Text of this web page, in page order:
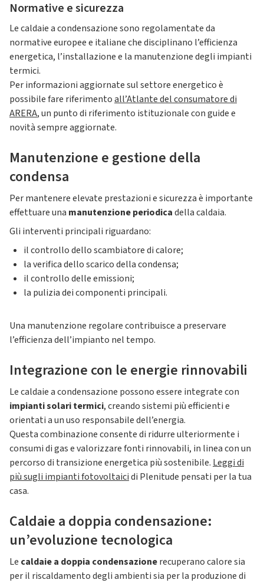
Normative e sicurezza
Le caldaie a condensazione sono regolamentate da
normative europee e italiane che disciplinano l’efficienza
energetica, l’installazione e la manutenzione degli impianti
termici.
Per informazioni aggiornate sul settore energetico è
possibile fare riferimentoall’Atlante del consumatore di
ARERA, un punto di riferimento istituzionale con guide e
novità sempre aggiornate.
Manutenzione e gestione della
condensa
Per mantenere elevate prestazioni e sicurezza è importante
effettuare una manutenzione periodicadella caldaia.
Gli interventi principali riguardano:
il controllo dello scambiatore di calore;
la verifica dello scarico della condensa;
il controllo delle emissioni;
la pulizia dei componenti principali.
Una manutenzione regolare contribuisce a preservare
l’efficienza dell’impianto nel tempo.
Integrazione con le energie rinnovabili
Le caldaie a condensazione possono essere integrate con
impianti solari termici, creando sistemi più efficienti e
orientati a un uso responsabile dell’energia.
Questa combinazione consente di ridurre ulteriormente i
consumi di gas e valorizzare fonti rinnovabili, in linea con un
percorso di transizione energetica più sostenibile. Leggi di
più sugli impianti fotovoltaicidi Plenitude pensati per la tua
casa.
Caldaie a doppia condensazione:
un’evoluzione tecnologica
Le caldaie a doppia condensazionerecuperano calore sia
per il riscaldamento degli ambienti sia per la produzione di